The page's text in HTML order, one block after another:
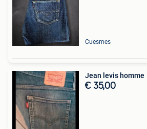
Cuesmes
Jean levis homme
€ 35,00